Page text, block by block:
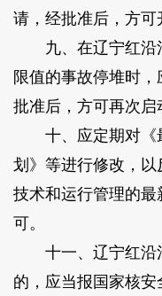
请，经批准后，方可
九、在辽宁红沿
限值的事故停堆时
批准后，方可再次启
十、应定期对《
划》等进行修改，以
技术和运行管理的
可。
十一、辽宁红沿
的，应当报国家核安